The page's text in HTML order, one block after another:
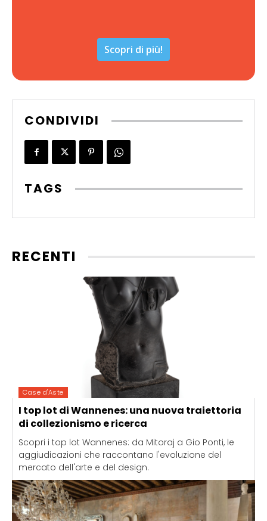
Scopri di più!
CONDIVIDI
TAGS
RECENTI
Case d'Aste
I top lot di Wannenes: una nuova traiettoria
di collezionismo e ricerca
Scopri i top lot Wannenes: da Mitoraj a Gio Ponti, le
aggiudicazioni che raccontano l'evoluzione del
mercato dell'arte e del design.